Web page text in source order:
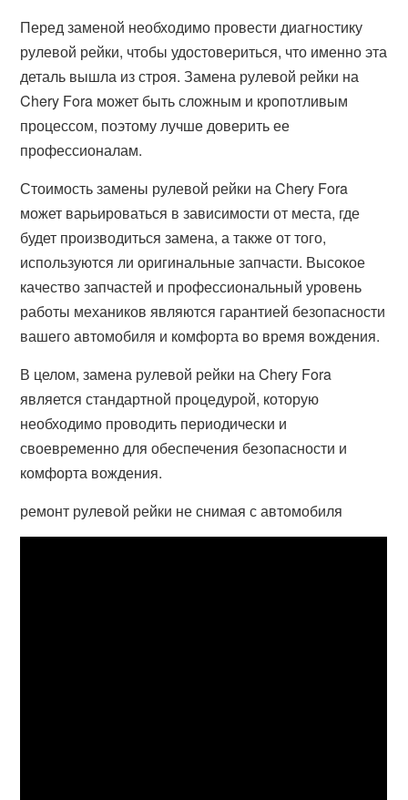
Перед заменой необходимо провести диагностику
рулевой рейки, чтобы удостовериться, что именно эта
деталь вышла из строя. Замена рулевой рейки на
Chery Fora может быть сложным и кропотливым
процессом, поэтому лучше доверить ее
профессионалам.
Стоимость замены рулевой рейки на Chery Fora
может варьироваться в зависимости от места, где
будет производиться замена, а также от того,
используются ли оригинальные запчасти. Высокое
качество запчастей и профессиональный уровень
работы механиков являются гарантией безопасности
вашего автомобиля и комфорта во время вождения.
В целом, замена рулевой рейки на Chery Fora
является стандартной процедурой, которую
необходимо проводить периодически и
своевременно для обеспечения безопасности и
комфорта вождения.
ремонт рулевой рейки не снимая с автомобиля